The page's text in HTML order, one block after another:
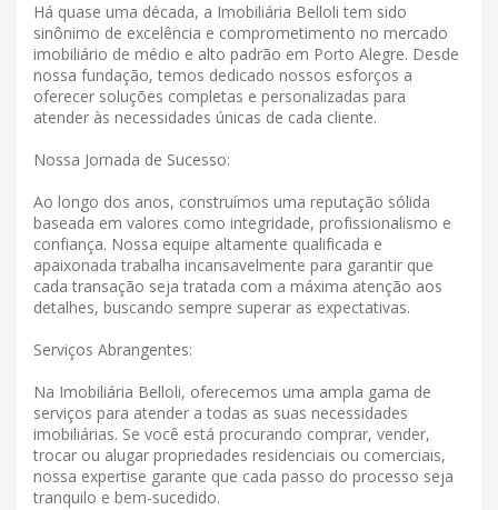
Há quase uma década, a Imobiliária Belloli tem sido
sinônimo de excelência e comprometimento no mercado
imobiliário de médio e alto padrão em Porto Alegre. Desde
nossa fundação, temos dedicado nossos esforços a
oferecer soluções completas e personalizadas para
atender às necessidades únicas de cada cliente.
Nossa Jornada de Sucesso:
Ao longo dos anos, construímos uma reputação sólida
baseada em valores como integridade, profissionalismo e
confiança. Nossa equipe altamente qualificada e
apaixonada trabalha incansavelmente para garantir que
cada transação seja tratada com a máxima atenção aos
detalhes, buscando sempre superar as expectativas.
Serviços Abrangentes:
Na Imobiliária Belloli, oferecemos uma ampla gama de
serviços para atender a todas as suas necessidades
imobiliárias. Se você está procurando comprar, vender,
trocar ou alugar propriedades residenciais ou comerciais,
nossa expertise garante que cada passo do processo seja
tranquilo e bem-sucedido.